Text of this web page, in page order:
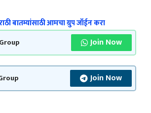
बातम्यांसाठी आमचा ग्रुप जॉईन करा
Join Now
Join Now